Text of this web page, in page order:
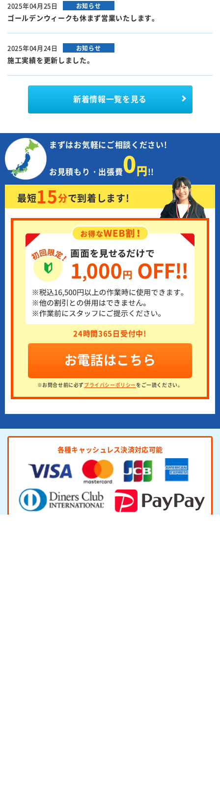
2025年04月25日 お知らせ
ゴールデンウィークも休まず営業いたします。
2025年04月24日 お知らせ
施工実績を更新しました。
新着情報一覧を見る
まずはお気軽にご相談ください!
お見積もり・出張費0円!!
最短15分で到着します!
24時間365日受付中!
お電話はこちら
※お問合せ前に必ずプライバシーポリシー をご一読ください。
各種キャッシュレス決済対応可能